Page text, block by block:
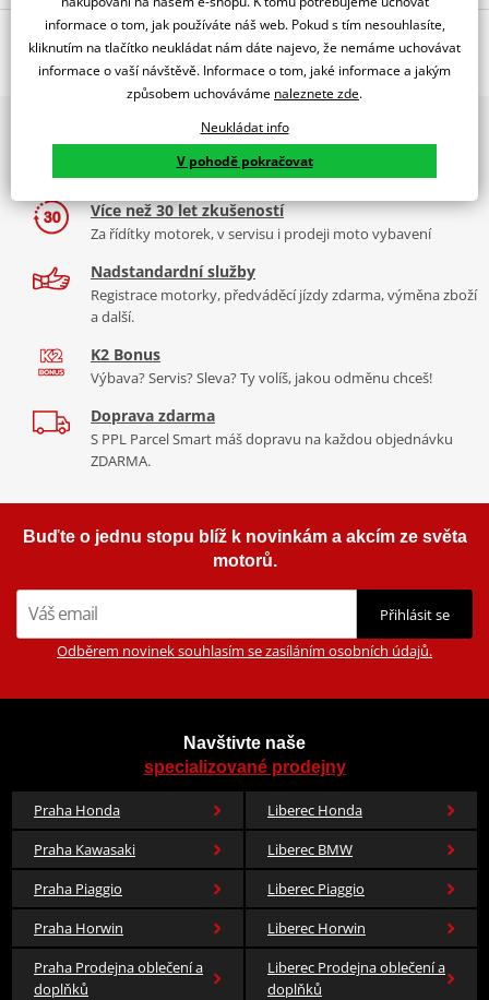
Jsme autorizovaný
dealer značky All Balls Racing
Sada ložisek + těsnění ramen podvozku
O výrobci
All Balls Racing je americká společnost dodávajícíkvalitní ložiska
a těsnění na motorku. Její produkty jsou vyráběny a dodávány
společností Power Sport Industries, lidmi kteří opravdu rozumějí
ložiskům. Více informací o značce
Zobrazit všechny produktyznačky All Balls Racing
2x multibrand showroom
9 značek motocyklů, servis, oblečení, doplňky i náhradní
díly, to vše v Praze a Liberci
Více než 30 let zkušeností
Za řídítky motorek, v servisu i prodeji moto vybavení
Nadstandardní služby
Registrace motorky, předváděcí jízdy zdarma, výměna zboží
a další.
K2 Bonus
Výbava? Servis? Sleva? Ty volíš, jakou odměnu chceš!
Doprava zdarma
S PPL Parcel Smart máš dopravu na každou objednávku
ZDARMA.
Buďte o jednu stopu blíž k novinkám a akcím ze světa
motorů.
Přihlásit se
Odběrem novinek souhlasím se zasíláním osobních údajů.
Navštivte naše
specializované prodejny
Praha Honda
Liberec Honda
Praha Kawasaki
Liberec BMW
Praha Piaggio
Liberec Piaggio
Praha Horwin
Liberec Horwin
Praha Prodejna oblečení a
doplňků
Liberec Prodejna oblečení a
doplňků
informace o tom, jak používáte náš web. Pokud s tím nesouhlasíte,
kliknutím na tlačítko neukládat nám dáte najevo, že nemáme uchovávat
informace o vaší návštěvě. Informace o tom, jaké informace a jakým
způsobem uchováváme naleznete zde.
Neukládat info
V pohodě pokračovat